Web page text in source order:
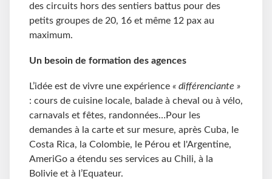
des circuits hors des sentiers battus pour des
petits groupes de 20, 16 et même 12 pax au
maximum.
Un besoin de formation des agences
L’idée est de vivre une expérience « différenciante »
: cours de cuisine locale, balade à cheval ou à vélo,
carnavals et fêtes, randonnées…Pour les
demandes à la carte et sur mesure, après Cuba, le
Costa Rica, la Colombie, le Pérou et l'Argentine,
AmeriGo a étendu ses services au Chili, à la
Bolivie et à l’Equateur.